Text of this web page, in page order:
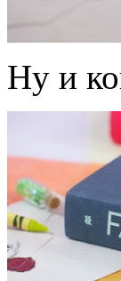
Ну и